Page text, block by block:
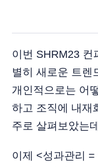
이번 SHRM23 컨
별히 새로운 트렌
개인적으로는 어
하고 조직에 내재
주로 살펴보았는
이제 <성과관리